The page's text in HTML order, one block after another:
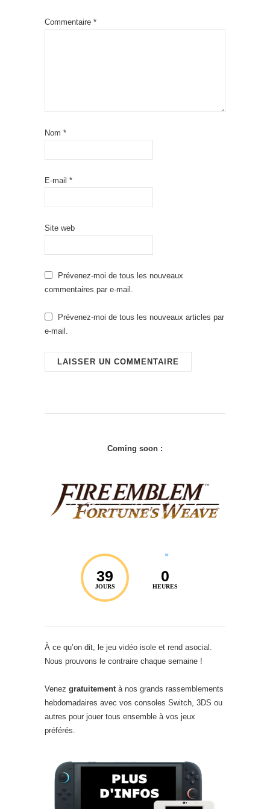
Commentaire *
Nom *
E-mail *
Site web
Prévenez-moi de tous les nouveaux
commentaires par e-mail.
Prévenez-moi de tous les nouveaux articles par
e-mail.
Coming soon :
39
JOURS
0
HEURES
À ce qu’on dit, le jeu vidéo isole et rend asocial.
Nous prouvons le contraire chaque semaine !
Venez gratuitementà nos grands rassemblements
hebdomadaires avec vos consoles Switch, 3DS ou
autres pour jouer tous ensemble à vos jeux
préférés.